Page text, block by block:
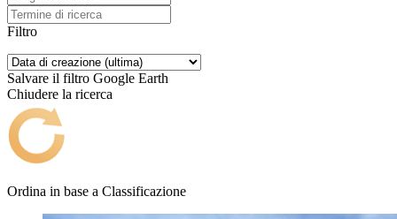
Filtro
Salvare il filtro Google Earth
Chiudere la ricerca
Ordina in base a Classificazione